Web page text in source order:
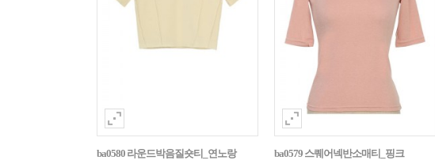
ba0580 라운드박음질숏티_연노랑 ba0579 스퀘어넥반소매티_핑크